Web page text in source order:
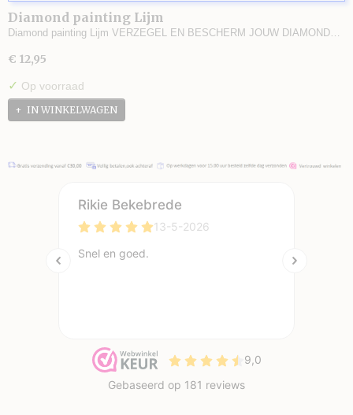
Diamond painting Lijm
Diamond painting Lijm VERZEGEL EN BESCHERM JOUW DIAMOND…
€ 12,95
✓ Op voorraad
IN WINKELWAGEN